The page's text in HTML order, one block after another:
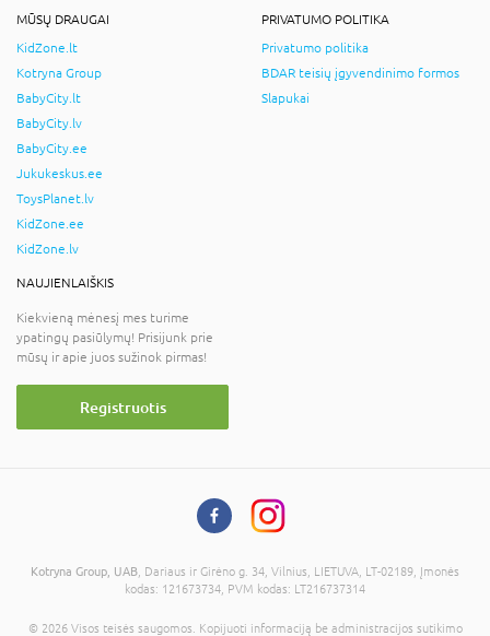
MŪSŲ DRAUGAI
KidZone.lt
Kotryna Group
BabyCity.lt
BabyCity.lv
BabyCity.ee
Jukukeskus.ee
ToysPlanet.lv
KidZone.ee
KidZone.lv
PRIVATUMO POLITIKA
Privatumo politika
BDAR teisių įgyvendinimo formos
Slapukai
NAUJIENLAIŠKIS
Kiekvieną mėnesį mes turime
ypatingų pasiūlymų! Prisijunk prie
mūsų ir apie juos sužinok pirmas!
Registruotis
Kotryna Group, UAB , Dariaus ir Girėno g. 34, Vilnius, LIETUVA, LT-02189, Įmonės
kodas: 121673734, PVM kodas: LT216737314
© 2026 Visos teisės saugomos. Kopijuoti informaciją be administracijos sutikimo